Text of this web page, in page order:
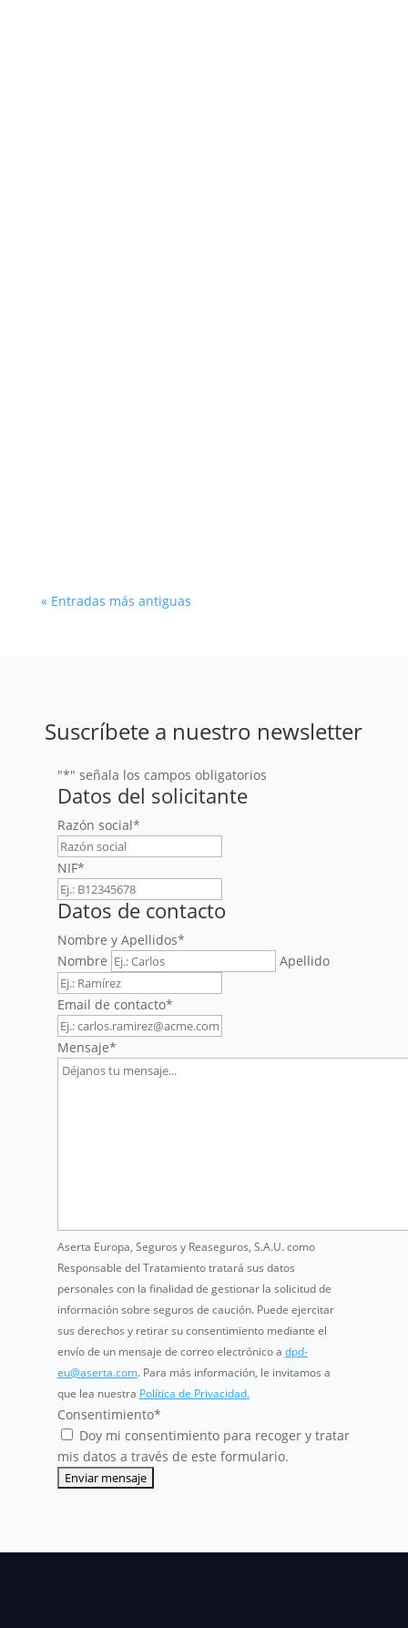
« Entradas más antiguas
Suscríbete a nuestro newsletter
"*" señala los campos obligatorios
Datos del solicitante
Razón social*
NIF*
Datos de contacto
Nombre y Apellidos*
Nombre
Apellido
Email de contacto*
Mensaje*
Aserta Europa, Seguros y Reaseguros, S.A.U. como
Responsable del Tratamiento tratará sus datos
personales con la finalidad de gestionar la solicitud de
información sobre seguros de caución. Puede ejercitar
sus derechos y retirar su consentimiento mediante el
envío de un mensaje de correo electrónico a dpd-
eu@aserta.com. Para más información, le invitamos a
que lea nuestra Política de Privacidad.
Consentimiento*
Doy mi consentimiento para recoger y tratar
mis datos a través de este formulario.